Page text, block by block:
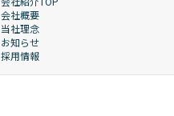
会社概要
当社理念
お知らせ
採用情報